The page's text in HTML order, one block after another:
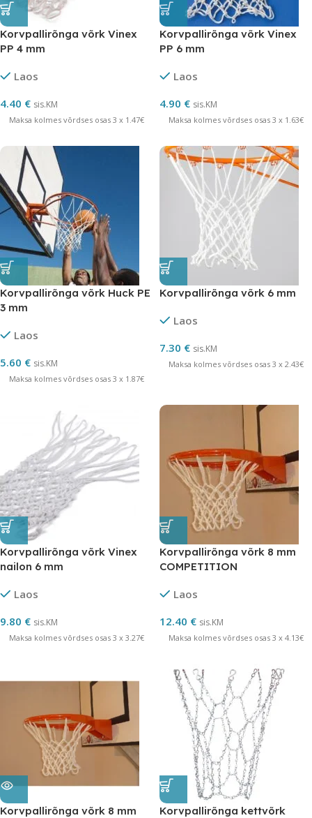
Korvpallirõnga võrk Vinex
PP 4 mm
Laos
4.40 € sis.KM
Maksa kolmes võrdses osas 3 x 1.47€
Korvpallirõnga võrk Vinex
PP 6 mm
Laos
4.90 € sis.KM
Maksa kolmes võrdses osas 3 x 1.63€
Korvpallirõnga võrk Huck PE
3 mm
Laos
5.60 € sis.KM
Maksa kolmes võrdses osas 3 x 1.87€
Korvpallirõnga võrk 6 mm
Laos
7.30 € sis.KM
Maksa kolmes võrdses osas 3 x 2.43€
Korvpallirõnga võrk Vinex
nailon 6 mm
Laos
9.80 € sis.KM
Maksa kolmes võrdses osas 3 x 3.27€
Korvpallirõnga võrk 8 mm
COMPETITION
Laos
12.40 € sis.KM
Maksa kolmes võrdses osas 3 x 4.13€
Korvpallirõnga võrk 8 mm
Korvpallirõnga kettvõrk